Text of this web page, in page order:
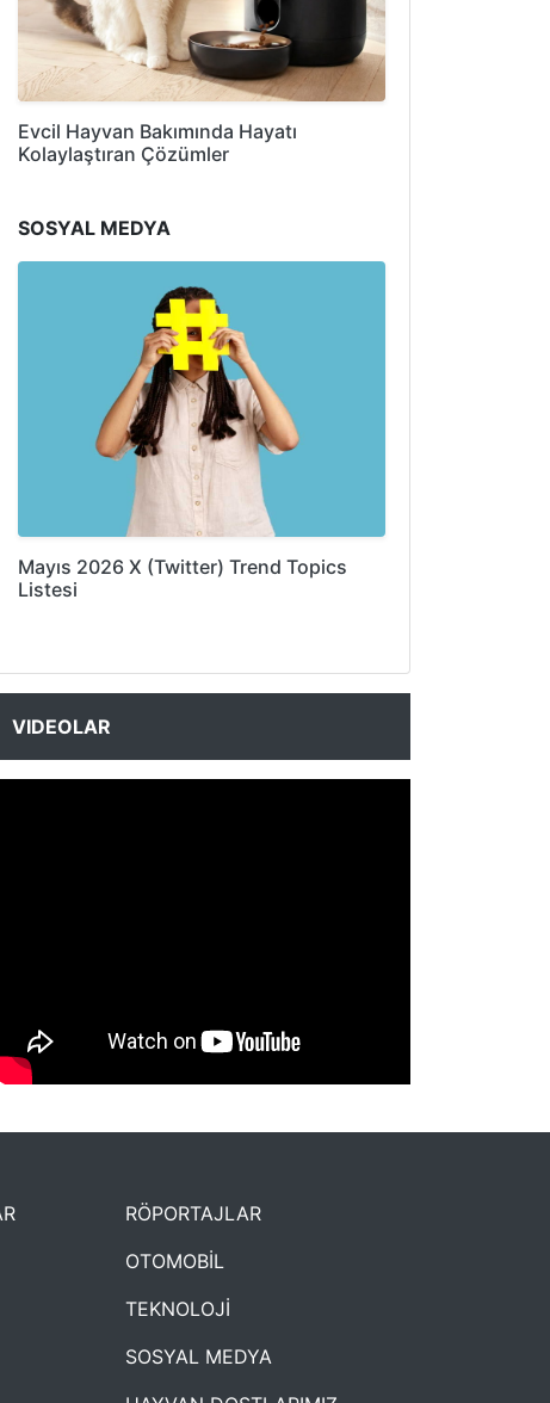
Evcil Hayvan Bakımında Hayatı
Kolaylaştıran Çözümler
SOSYAL MEDYA
Mayıs 2026 X (Twitter) Trend Topics
Listesi
VIDEOLAR
NYXmag 2. Yaş Kutlama Etkinliği
RÖPORTAJLAR
OTOMOBİL
TEKNOLOJİ
SOSYAL MEDYA